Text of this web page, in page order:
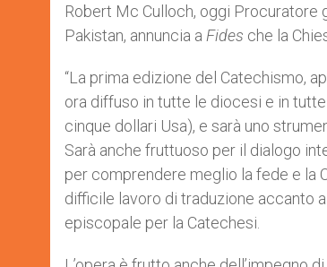
Robert Mc Culloch, oggi Procuratore
Pakistan, annuncia a Fides che la
“La prima edizione del Catechismo,
ora diffuso in tutte le diocesi e in
cinque dollari Usa), e sarà uno
Sarà anche fruttuoso per il dialogo
per comprendere meglio la fede e la
difficile lavoro di traduzione accanto
episcopale per la Catechesi.